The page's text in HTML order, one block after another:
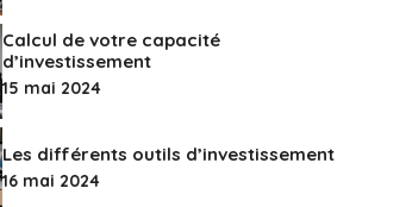
Calcul de votre capacité
d’investissement
15 mai 2024
Les différents outils d’investissement
16 mai 2024